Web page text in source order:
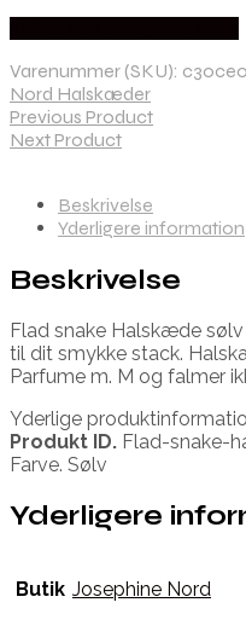
Varenummer (SKU):
Nord Halskæder
Previous Product
Next Product
Beskrivelse
Yderligere information
Beskrivelse
Flad snake Halskæde
til dit smykke stack.
Parfume m. M og falmer
Yderlige
Produkt ID. Flad-snake-
Farve. Sølv
Yderligere
Butik Josephine Nord